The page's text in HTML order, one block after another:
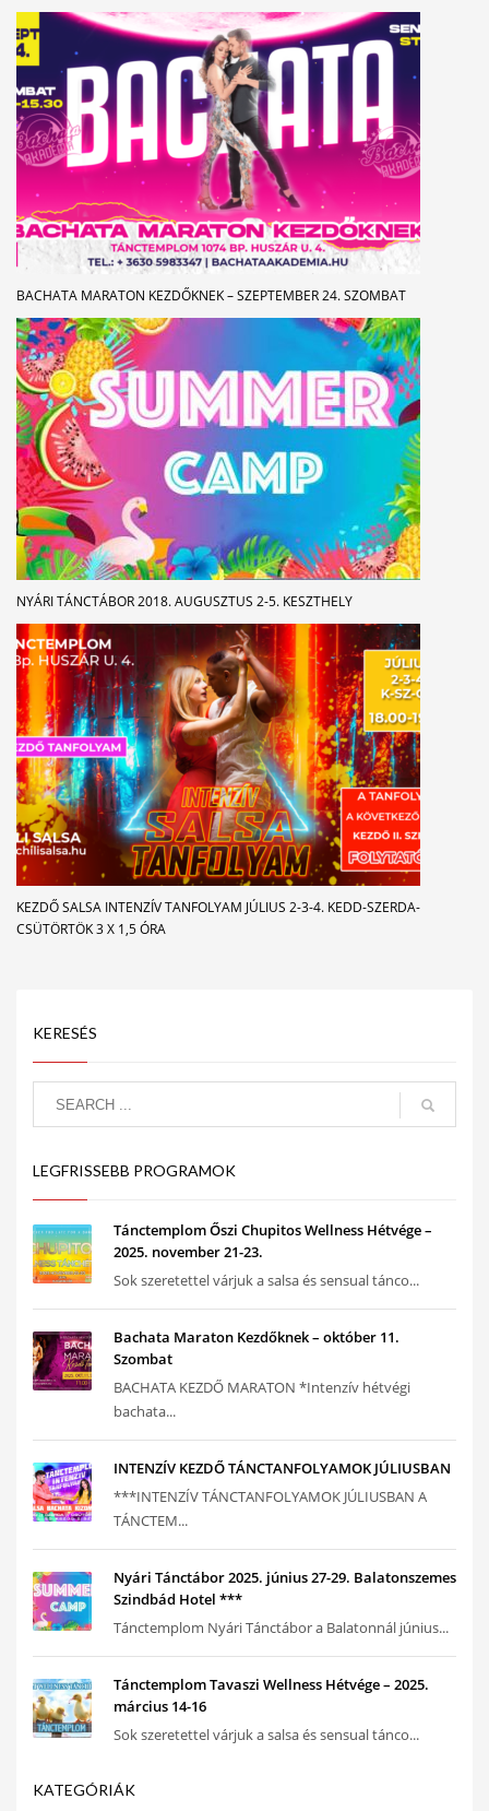
BACHATA MARATON KEZDŐKNEK – SZEPTEMBER 24. SZOMBAT
NYÁRI TÁNCTÁBOR 2018. AUGUSZTUS 2-5. KESZTHELY
KEZDŐ SALSA INTENZÍV TANFOLYAM JÚLIUS 2-3-4. KEDD-SZERDA-
CSÜTÖRTÖK 3 X 1,5 ÓRA
KERESÉS
LEGFRISSEBB PROGRAMOK
Tánctemplom Őszi Chupitos Wellness Hétvége –
2025. november 21-23.
Sok szeretettel várjuk a salsa és sensual tánco...
Bachata Maraton Kezdőknek – október 11.
Szombat
BACHATA KEZDŐ MARATON *Intenzív hétvégi
bachata...
INTENZÍV KEZDŐ TÁNCTANFOLYAMOK JÚLIUSBAN
***INTENZÍV TÁNCTANFOLYAMOK JÚLIUSBAN A
TÁNCTEM...
Nyári Tánctábor 2025. június 27-29. Balatonszemes
Szindbád Hotel ***
Tánctemplom Nyári Tánctábor a Balatonnál június...
Tánctemplom Tavaszi Wellness Hétvége – 2025.
március 14-16
Sok szeretettel várjuk a salsa és sensual tánco...
KATEGÓRIÁK